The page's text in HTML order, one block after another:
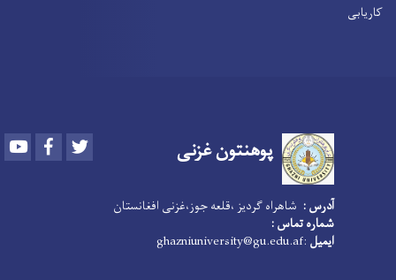
کاریابی
پوهنتونغزنی Youtube Facebook
آدرس : شاهراه گردیز ،قلعه جوز،غزنی افغانستان
شماره تماس :
ایمیل :ghazniuniversity@gu.edu.af